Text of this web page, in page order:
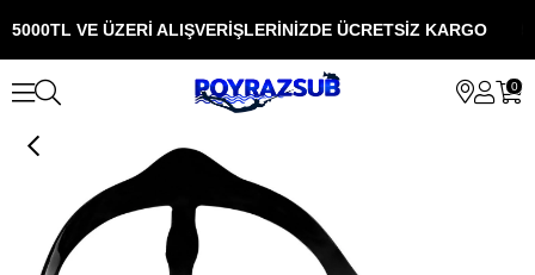
5000TL VE ÜZERİ ALIŞVERİŞLERİNİZDE ÜCRETSİZ KARGO
0